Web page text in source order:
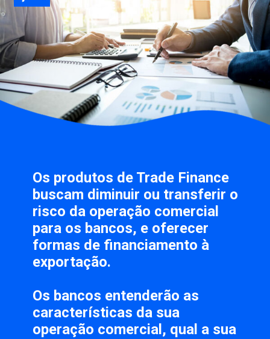
Os produtos de Trade Finance
buscam diminuir ou transferir
risco da operação comercial
para os bancos, e oferecer
formas de financiamento à
exportação.
Os bancos entenderão as
características da sua
operação comercial, qual a sua